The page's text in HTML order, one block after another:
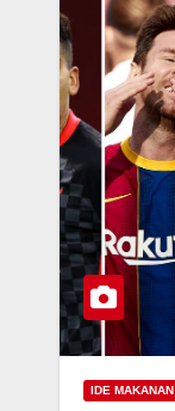
IDE MAKANAN